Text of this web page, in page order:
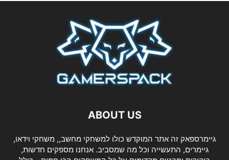
ABOUT US
גיימרספאק זה אתר המוקדש כולו למשחקי מחשב,, משחקי וידאו,
גיימרים, התעשייה וכל מה שמסביב. אנחנו מספקים חדשות,